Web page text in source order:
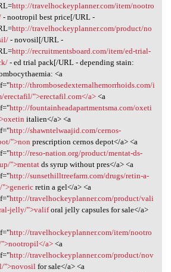
http://travelhockeyplanner.com/item/nootro
- nootropil best price[/URL -
http://travelhockeyplanner.com/product/no
- novosil[/URL -
http://recruitmentsboard.com/item/ed-trial-
- ed trial pack[/URL - depending stain:
<a
http://thrombosedexternalhemorrhoids.com/i
erectafil/">erectafil.com</a><a
http://fountainheadapartmentsma.com/oxeti
italien</a> <a
http://shawntelwaajid.com/cernos-
">non prescription cernos depot</a> <a
http://reso-nation.org/product/mentat-ds-
">mentatds syrup without pres</a> <a
http://sunsethilltreefarm.com/drugs/retin-a-
">genericretin a gel</a> <a
http://travelhockeyplanner.com/product/vali
jelly/">valiforal jelly capsules for sale</a>
http://travelhockeyplanner.com/item/nootro
a><a
http://travelhockeyplanner.com/product/nov
">novosil for sale</a> <a